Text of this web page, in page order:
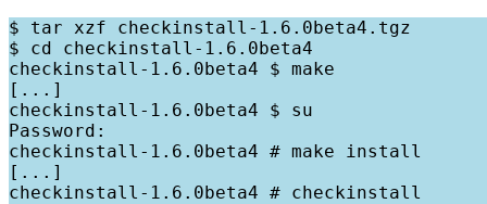
$ tar xzf checkinstall-1.6.0beta4.tgz
$ cd checkinstall-1.6.0beta4
checkinstall-1.6.0beta4 $ make
[...]
checkinstall-1.6.0beta4 $ su
Password:
checkinstall-1.6.0beta4 # make install
[...]
checkinstall-1.6.0beta4 # checkinstall